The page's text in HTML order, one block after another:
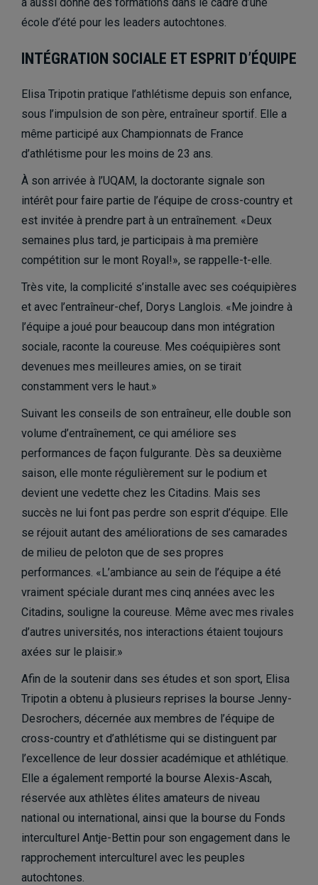
école d’été pour les leaders autochtones.
INTÉGRATION SOCIALE ET ESPRIT D’ÉQUIPE
Elisa Tripotin pratique l’athlétisme depuis son enfance,
sous l’impulsion de son père, entraîneur sportif. Elle a
même participé aux Championnats de France
d’athlétisme pour les moins de 23 ans.
À son arrivée à l’UQAM, la doctorante signale son
intérêt pour faire partie de l’équipe de cross-country et
est invitée à prendre part à un entraînement. «Deux
semaines plus tard, je participais à ma première
compétition sur le mont Royal!», se rappelle-t-elle.
Très vite, la complicité s’installe avec ses coéquipières
et avec l’entraîneur-chef, Dorys Langlois. «Me joindre à
l’équipe a joué pour beaucoup dans mon intégration
sociale, raconte la coureuse. Mes coéquipières sont
devenues mes meilleures amies, on se tirait
constamment vers le haut.»
Suivant les conseils de son entraîneur, elle double son
volume d’entraînement, ce qui améliore ses
performances de façon fulgurante. Dès sa deuxième
saison, elle monte régulièrement sur le podium et
devient une vedette chez les Citadins. Mais ses
succès ne lui font pas perdre son esprit d’équipe. Elle
se réjouit autant des améliorations de ses camarades
de milieu de peloton que de ses propres
performances. «L’ambiance au sein de l’équipe a été
vraiment spéciale durant mes cinq années avec les
Citadins, souligne la coureuse. Même avec mes rivales
d’autres universités, nos interactions étaient toujours
axées sur le plaisir.»
Afin de la soutenir dans ses études et son sport, Elisa
Tripotin a obtenu à plusieurs reprises la bourse Jenny-
Desrochers, décernée aux membres de l’équipe de
cross-country et d’athlétisme qui se distinguent par
l’excellence de leur dossier académique et athlétique.
Elle a également remporté la bourse Alexis-Ascah,
réservée aux athlètes élites amateurs de niveau
national ou international, ainsi que la bourse du Fonds
interculturel Antje-Bettin pour son engagement dans le
rapprochement interculturel avec les peuples
autochtones.